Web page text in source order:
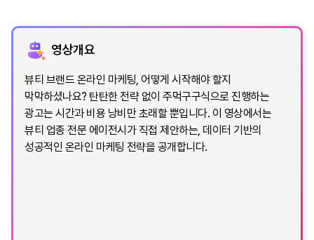
영상개요
뷰티 브랜드 온라인 마케팅, 어떻게 시작해야 할지
막막하셨나요? 탄탄한 전략 없이 주먹구구식으로 진행하는
광고는 시간과 비용 낭비만 초래할 뿐입니다. 이 영상에서는
뷰티 업종 전문 에이전시가 직접 제안하는, 데이터 기반의
성공적인 온라인 마케팅 전략을 공개합니다.